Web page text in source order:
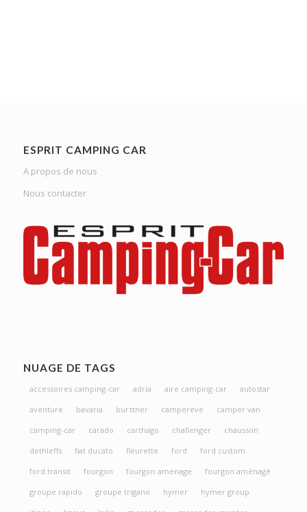
ESPRIT CAMPING CAR
A propos de nous
Nous contacter
NUAGE DE TAGS
accessoires camping-car adria aire camping-car
autostar
aventure
bavaria burstner campereve
camper van
camping-car
carado carthago challenger
chausson
dethleffs
fiat ducato fleurette ford
ford custom
ford transit
fourgon fourgon amenage
fourgon aménagé
groupe rapido
groupe trigano hymer
hymer group